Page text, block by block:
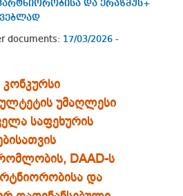
და ერაზმუს+
documents: 17/03/2026 -
უმაღლესი
საფეხურის
DAAD-ს
და